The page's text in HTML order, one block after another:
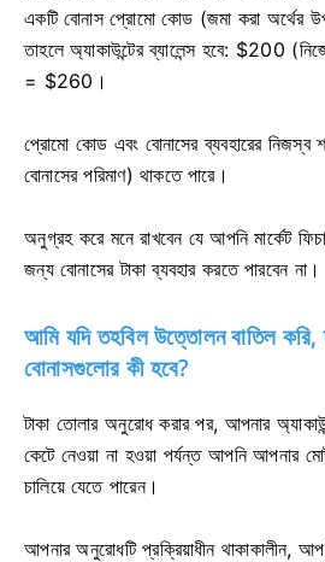
একটি বোনাস প্রোমো কোড (জমা করা
তাহলে অ্যাকাউন্টের ব্যালেন্স হবে: $200
= $260।
প্রোমো কোড এবং বোনাসের ব্যবহারের নিজস্ব
বোনাসের পরিমাণ) থাকতে পারে।
অনুগ্রহ করে মনে রাখবেন যে আপনি মার্কেট
জন্য বোনাসের টাকা ব্যবহার করতে পারবেন না।
আমি যদি তহবিল উত্তোলন বাতিল
বোনাসগুলোর কী হবে?
টাকা তোলার অনুরোধ করার পর, আপনার
কেটে নেওয়া না হওয়া পর্যন্ত আপনি আপনার মোট
চালিয়ে যেতে পারেন।
আপনার অনুরোধটি প্রক্রিয়াধীন থাকাকালীন,